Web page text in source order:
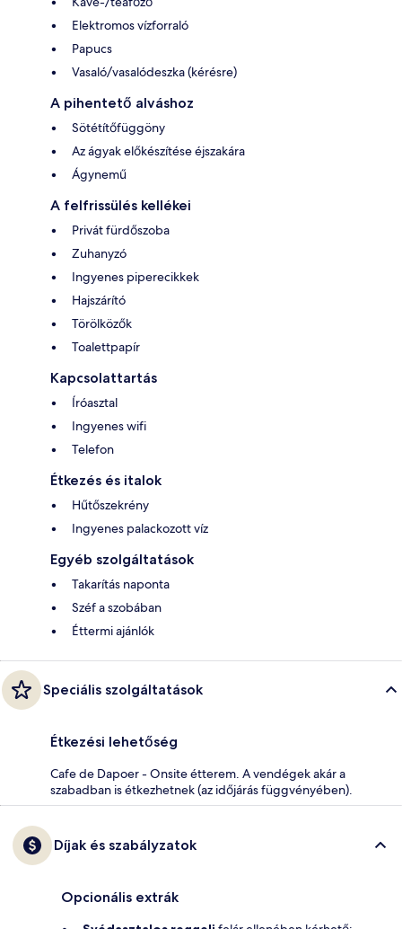
Elektromos vízforraló
Papucs
Vasaló/vasalódeszka (kérésre)
A pihentető alváshoz
Sötétítőfüggöny
Az ágyak előkészítése éjszakára
Ágynemű
A felfrissülés kellékei
Privát fürdőszoba
Zuhanyzó
Ingyenes piperecikkek
Hajszárító
Törölközők
Toalettpapír
Kapcsolattartás
Íróasztal
Ingyenes wifi
Telefon
Étkezés és italok
Hűtőszekrény
Ingyenes palackozott víz
Egyéb szolgáltatások
Takarítás naponta
Széf a szobában
Éttermi ajánlók
Speciális szolgáltatások
Étkezési lehetőség
Cafe de Dapoer - Onsite étterem. A vendégek akár a
szabadban is étkezhetnek (az időjárás függvényében).
Díjak és szabályzatok
Opcionális extrák